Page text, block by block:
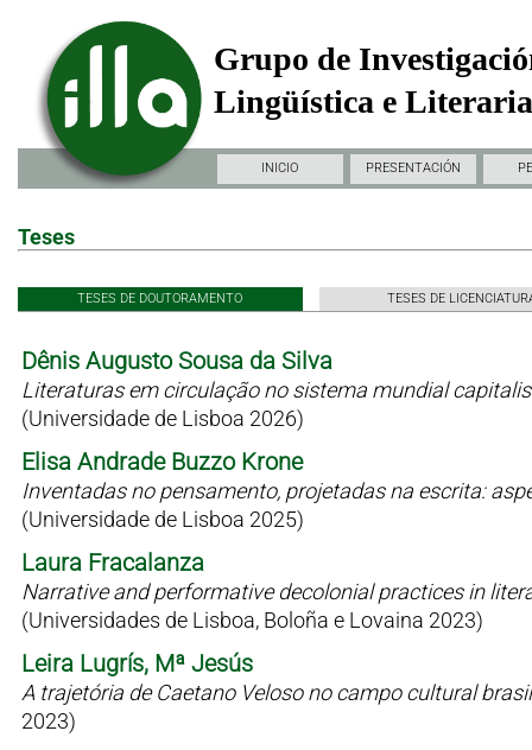
Grupo de
Lingüística e
INICIO PRESENTACIÓN
Teses
TESES DE DOUTORAMENTO TESES DE
Dênis Augusto Sousa da Silva
Literaturas em circulação no sistema mundial
(Universidade de Lisboa 2026)
Elisa Andrade Buzzo Krone
Inventadas no pensamento, projetadas na escrita:
(Universidade de Lisboa 2025)
Laura Fracalanza
Narrative and performative decolonial practices in
(Universidades de Lisboa, Boloña e Lovaina 2023)
Leira Lugrís, Mª Jesús
A trajetória de Caetano Veloso no campo cultural
2023)